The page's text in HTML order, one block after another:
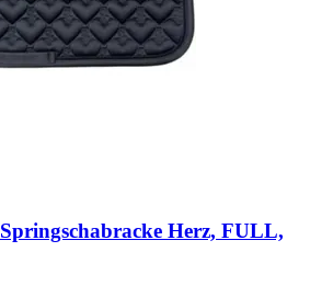
Springschabracke Herz, FULL,